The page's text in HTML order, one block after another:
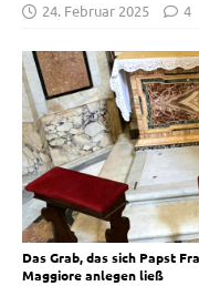
24. Februar 2025 4
Das Grab, das sich Papst
Maggiore anlegen ließ